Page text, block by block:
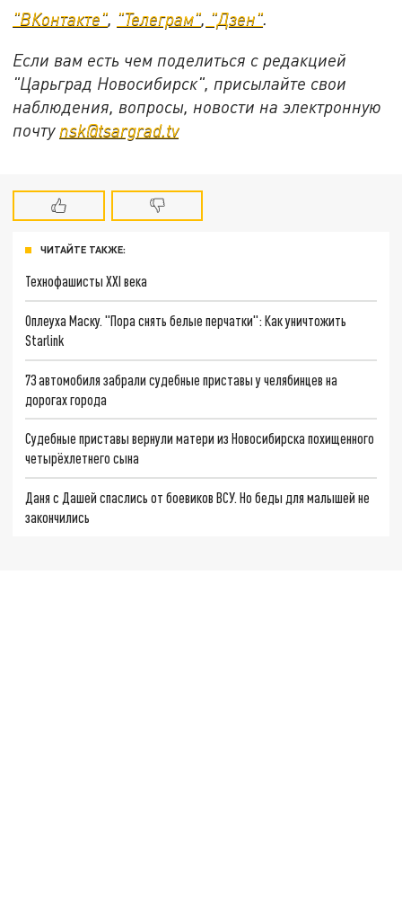
"ВКонтакте", "Телеграм", "Дзен".
Если вам есть чем поделиться с редакцией
"Царьград Новосибирск", присылайте свои
наблюдения, вопросы, новости на электронную
почту nsk@tsargrad.tv
ЧИТАЙТЕ ТАКЖЕ:
Технофашисты XXI века
Оплеуха Маску. "Пора снять белые перчатки": Как уничтожить
Starlink
73 автомобиля забрали судебные приставы у челябинцев на
дорогах города
Судебные приставы вернули матери из Новосибирска похищенного
четырёхлетнего сына
Даня с Дашей спаслись от боевиков ВСУ. Но беды для малышей не
закончились